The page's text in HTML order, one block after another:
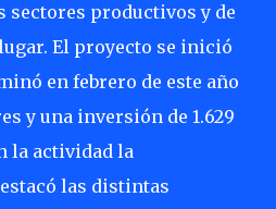
sectores productivos y de
El proyecto se inició
en febrero de este año
y una inversión de 1.629
la actividad la
las distintas